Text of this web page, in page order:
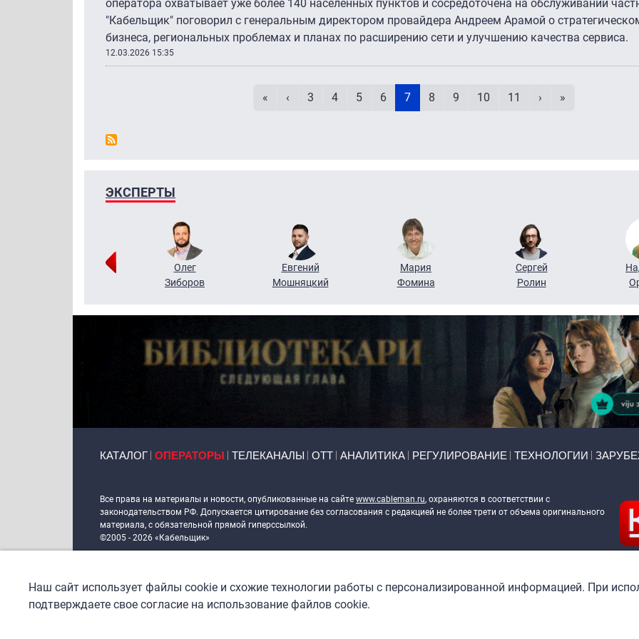
оператора охватывает уже более 140 населенных пунктов и сосредоточена на обслуживании
"Кабельщик" поговорил с генеральным директором провайдера Андреем Арамой о
бизнеса, региональных проблемах и планах по расширению сети и улучшению качества сервиса.
12.03.2026 15:35
Первая страница
« Предыдущая страница
‹ Page
3 Page
4 Page
5 Page
6 Текущая страница
7 Page
8 Page
9 Page
10 Page
11 Следующая
› Последняя
»
ЭКСПЕРТЫ
Олег
Зиборов
Евгений
Мошняцкий
Мария
Фомина
Сергей
Ролин
КАТАЛОГ ОПЕРАТОРЫ ТЕЛЕКАНАЛЫ ОТТ АНАЛИТИКА РЕГУЛИРОВАНИЕ ТЕХНОЛОГИИ
Все права на материалы и новости, опубликованные на сайте www.cableman.ru, охраняются в соответствии с
законодательством РФ. Допускается цитирование без согласования с редакцией не более трети от объема оригинального
материала, с обязательной прямой гиперссылкой.
©2005 - 2026 «Кабельщик»
DrupalCoder — поддержка сайта c 2017 года
Наш сайт использует файлы cookie и схожие технологии работы с персонализированной информацией. При
подтверждаете свое согласие на использование файлов cookie.